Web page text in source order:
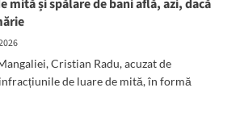
mită și spălare de bani află, azi, dacă
Cristian Radu, acuzat de
de luare de mită, în formă